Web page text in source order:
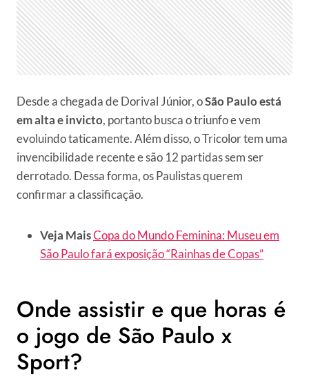
Desde a chegada de Dorival Júnior, oSão Paulo está
em alta e invicto, portanto busca o triunfo e vem
evoluindo taticamente. Além disso, o Tricolor tem uma
invencibilidade recente e são 12 partidas sem ser
derrotado. Dessa forma, os Paulistas querem
confirmar a classificação.
Veja MaisCopa do Mundo Feminina: Museu em
São Paulo fará exposição “Rainhas de Copas”
Onde assistir e que horas é
o jogo de São Paulo x
Sport?